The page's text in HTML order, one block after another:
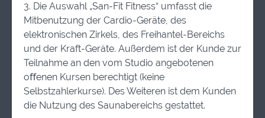
3. Die Auswahl „San-Fit Fitness“ umfasst die
Mitbenutzung der Cardio-Geräte, des
elektronischen Zirkels, des Freihantel-Bereichs
und der Kraft-Geräte. Außerdem ist der Kunde zur
Teilnahme an den vom Studio angebotenen
oﬀenen Kursen berechtigt (keine
Selbstzahlerkurse). Des Weiteren ist dem Kunden
die Nutzung des Saunabereichs gestattet.